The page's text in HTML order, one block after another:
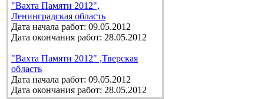
"Вахта Памяти 2012",
Ленинградская область
Дата начала работ: 09.05.2012
Дата окончания работ: 28.05.2012
"Вахта Памяти 2012" ,Тверская
область
Дата начала работ: 09.05.2012
Дата окончания работ: 28.05.2012